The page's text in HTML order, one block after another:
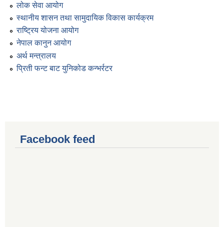
लोक सेवा आयोग
स्थानीय शासन तथा सामुदायिक विकास कार्यक्रम
राष्ट्रिय योजना आयोग
नेपाल कानुन आयोग
अर्थ मन्त्रालय
प्रिती फन्ट बाट युनिकोड कन्भर्रटर
Facebook feed